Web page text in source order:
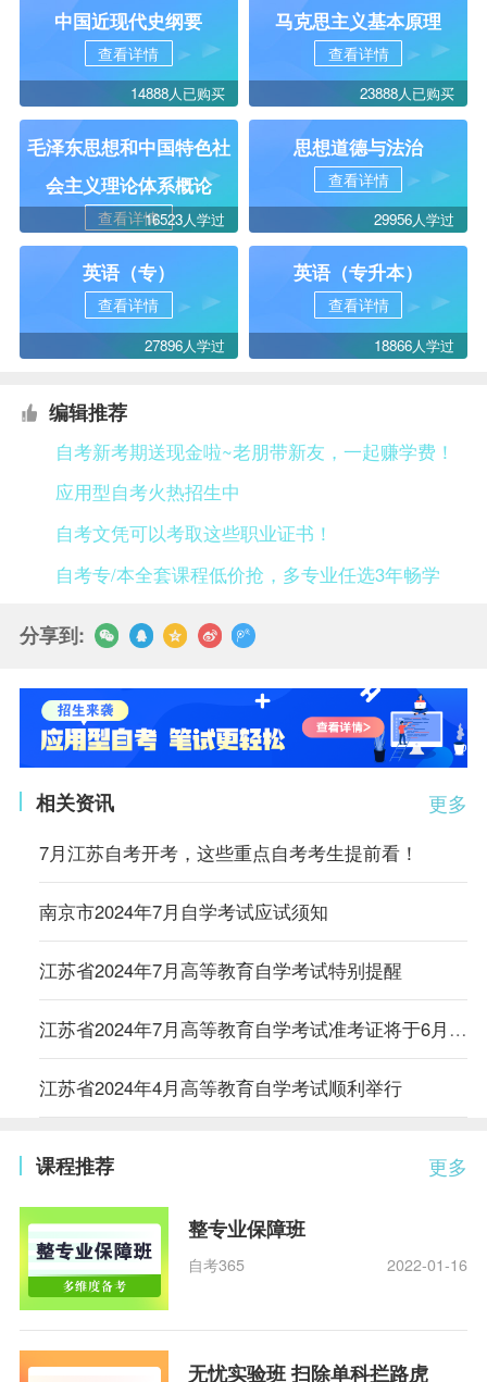
中国近现代史纲要
查看详情
14888人已购买
马克思主义基本原理
查看详情
23888人已购买
毛泽东思想和中国特色社
会主义理论体系概论
查看详情16523人学过
思想道德与法治
查看详情
29956人学过
英语（专）
查看详情
27896人学过
英语（专升本）
查看详情
18866人学过
编辑推荐
自考新考期送现金啦~老朋带新友，一起赚学费！
应用型自考火热招生中
自考文凭可以考取这些职业证书！
自考专/本全套课程低价抢，多专业任选3年畅学
分享到:
更多
相关资讯
7月江苏自考开考，这些重点自考考生提前看！
南京市2024年7月自学考试应试须知
江苏省2024年7月高等教育自学考试特别提醒
江苏省2024年7月高等教育自学考试准考证将于6月27日开放打印
江苏省2024年4月高等教育自学考试顺利举行
更多
课程推荐
整专业保障班
自考365 2022-01-16
无忧实验班 扫除单科拦路虎